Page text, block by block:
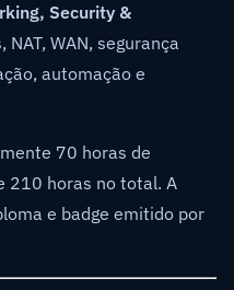
Security &
NAT, WAN, segurança
automação e
70 horas de
210 horas no total. A
e badge emitido por